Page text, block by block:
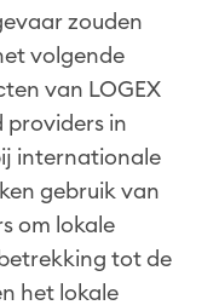
zouden
volgende
van LOGEX
providers in
internationale
gebruik van
om lokale
tot de
het lokale